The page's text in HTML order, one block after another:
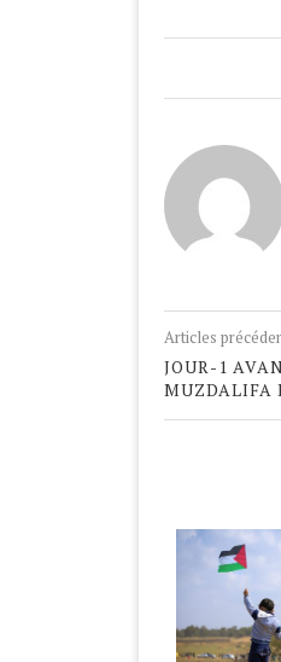
Articles
JOUR-1
MUZDALIFA